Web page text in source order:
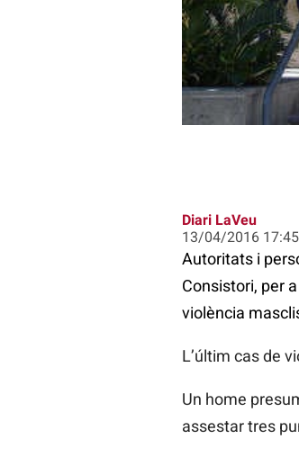
Diari LaVeu
13/04/2016 17:45
Autoritats i
Consistori, per
violència
L’últim cas de
Un home
assestar tres